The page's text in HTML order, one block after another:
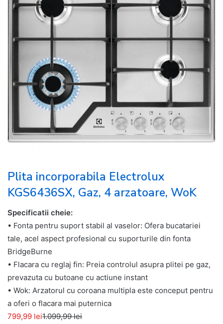
Plita incorporabila Electrolux
KGS6436SX, Gaz, 4 arzatoare, WoK
Specificatii cheie:
• Fonta pentru suport stabil al vaselor: Ofera bucatariei
tale, acel aspect profesional cu suporturile din fonta
BridgeBurne
• Flacara cu reglaj fin: Preia controlul asupra plitei pe gaz,
prevazuta cu butoane cu actiune instant
• Wok: Arzatorul cu coroana multipla este conceput pentru
a oferi o flacara mai puternica
799,99 lei1.099,99 lei